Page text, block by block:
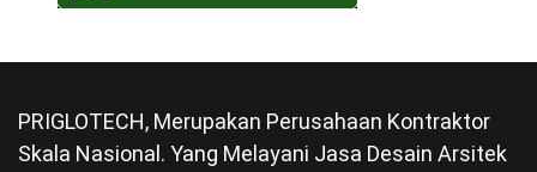
PRIGLOTECH, Merupakan Perusahaan Kontraktor
Skala Nasional. Yang Melayani Jasa Desain Arsitek